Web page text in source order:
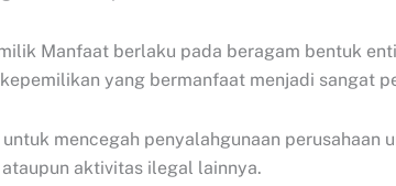
Manfaat berlaku pada beragam bentuk
yang bermanfaat menjadi sangat
untuk mencegah penyalahgunaan perusahaan
aktivitas ilegal lainnya.